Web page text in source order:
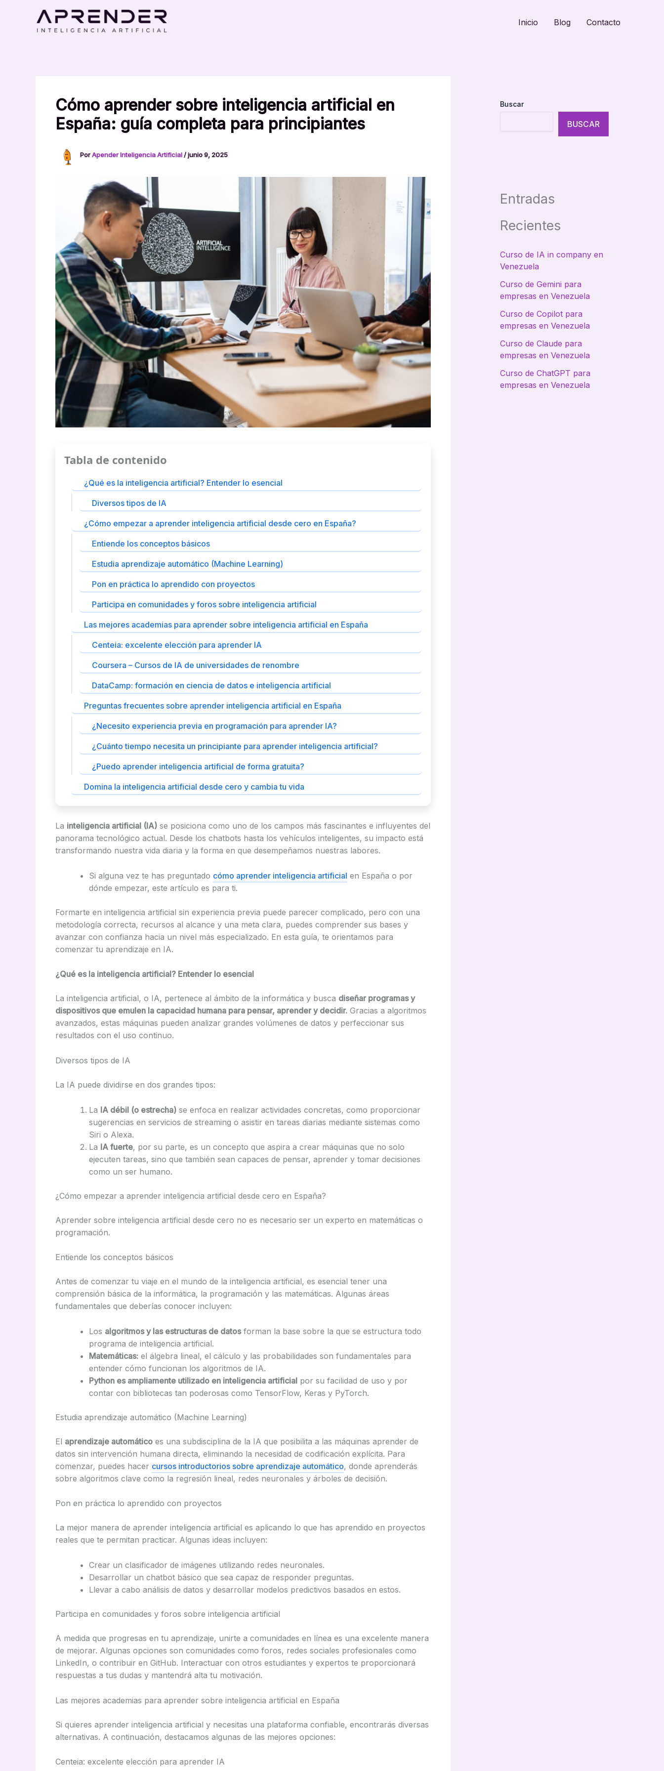
Inicio Blog Contacto
Cómo aprender sobre inteligencia artificial en
España: guía completa para principiantes
PorApender Inteligencia Artificial/junio 9, 2025
Tabla de contenido
¿Qué es la inteligencia artificial? Entender lo esencial
Diversos tipos de IA
¿Cómo empezar a aprender inteligencia artificial desde cero en España?
Entiende los conceptos básicos
Estudia aprendizaje automático (Machine Learning)
Pon en práctica lo aprendido con proyectos
Participa en comunidades y foros sobre inteligencia artificial
Las mejores academias para aprender sobre inteligencia artificial en España
Centeia: excelente elección para aprender IA
Coursera – Cursos de IA de universidades de renombre
DataCamp: formación en ciencia de datos e inteligencia artificial
Preguntas frecuentes sobre aprender inteligencia artificial en España
¿Necesito experiencia previa en programación para aprender IA?
¿Cuánto tiempo necesita un principiante para aprender inteligencia artificial?
¿Puedo aprender inteligencia artificial de forma gratuita?
Domina la inteligencia artificial desde cero y cambia tu vida
La inteligencia artificial (IA) se posiciona como uno de los campos más fascinantes e influyentes del
panorama tecnológico actual. Desde los chatbots hasta los vehículos inteligentes, su impacto está
transformando nuestra vida diaria y la forma en que desempeñamos nuestras labores.
Si alguna vez te has preguntado cómo aprender inteligencia artificial en España o por
dónde empezar, este artículo es para ti.
Formarte en inteligencia artificial sin experiencia previa puede parecer complicado, pero con una
metodología correcta, recursos al alcance y una meta clara, puedes comprender sus bases y
avanzar con confianza hacia un nivel más especializado. En esta guía, te orientamos para
comenzar tu aprendizaje en IA.
¿Qué es la inteligencia artificial? Entender lo esencial
La inteligencia artificial, o IA, pertenece al ámbito de la informática y busca diseñar programas y
dispositivos que emulen la capacidad humana para pensar, aprender y decidir. Gracias a algoritmos
avanzados, estas máquinas pueden analizar grandes volúmenes de datos y perfeccionar sus
resultados con el uso continuo.
Diversos tipos de IA
La IA puede dividirse en dos grandes tipos:
La IA débil (o estrecha) se enfoca en realizar actividades concretas, como proporcionar
sugerencias en servicios de streaming o asistir en tareas diarias mediante sistemas como
Siri o Alexa.
La IA fuerte, por su parte, es un concepto que aspira a crear máquinas que no solo
ejecuten tareas, sino que también sean capaces de pensar, aprender y tomar decisiones
como un ser humano.
¿Cómo empezar a aprender inteligencia artificial desde cero en España?
Aprender sobre inteligencia artificial desde cero no es necesario ser un experto en matemáticas o
programación.
Entiende los conceptos básicos
Antes de comenzar tu viaje en el mundo de la inteligencia artificial, es esencial tener una
comprensión básica de la informática, la programación y las matemáticas. Algunas áreas
fundamentales que deberías conocer incluyen:
Los algoritmos y las estructuras de datosforman la base sobre la que se estructura todo
programa de inteligencia artificial.
Matemáticas: el álgebra lineal, el cálculo y las probabilidades son fundamentales para
entender cómo funcionan los algoritmos de IA.
Python es ampliamente utilizado en inteligencia artificial por su facilidad de uso y por
contar con bibliotecas tan poderosas como TensorFlow, Keras y PyTorch.
Estudia aprendizaje automático (Machine Learning)
El aprendizaje automático es una subdisciplina de la IA que posibilita a las máquinas aprender de
datos sin intervención humana directa, eliminando la necesidad de codificación explícita. Para
comenzar, puedes hacer cursos introductorios sobre aprendizaje automático, donde aprenderás
sobre algoritmos clave como la regresión lineal, redes neuronales y árboles de decisión.
Pon en práctica lo aprendido con proyectos
La mejor manera de aprender inteligencia artificial es aplicando lo que has aprendido en proyectos
reales que te permitan practicar. Algunas ideas incluyen:
Crear un clasificador de imágenes utilizando redes neuronales.
Desarrollar un chatbot básico que sea capaz de responder preguntas.
Llevar a cabo análisis de datos y desarrollar modelos predictivos basados en estos.
Participa en comunidades y foros sobre inteligencia artificial
A medida que progresas en tu aprendizaje, unirte a comunidades en línea es una excelente manera
de mejorar. Algunas opciones son comunidades como foros, redes sociales profesionales como
LinkedIn, o contribuir en GitHub. Interactuar con otros estudiantes y expertos te proporcionará
respuestas a tus dudas y mantendrá alta tu motivación.
Las mejores academias para aprender sobre inteligencia artificial en España
Si quieres aprender inteligencia artificial y necesitas una plataforma confiable, encontrarás diversas
alternativas. A continuación, destacamos algunas de las mejores opciones:
Centeia: excelente elección para aprender IA
Buscar
BUSCAR
Entradas
Recientes
Curso de IA in company en
Venezuela
Curso de Gemini para
empresas en Venezuela
Curso de Copilot para
empresas en Venezuela
Curso de Claude para
empresas en Venezuela
Curso de ChatGPT para
empresas en Venezuela